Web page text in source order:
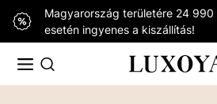
Magyarország területére 24
esetén ingyenes a kiszállítás!